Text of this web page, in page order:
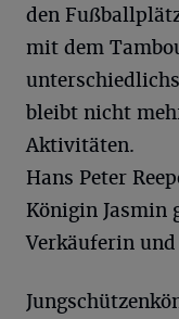
den
mit dem
bleibt nicht
Aktivitäten.
Hans Peter
Königin Jasmin
Verkäuferin